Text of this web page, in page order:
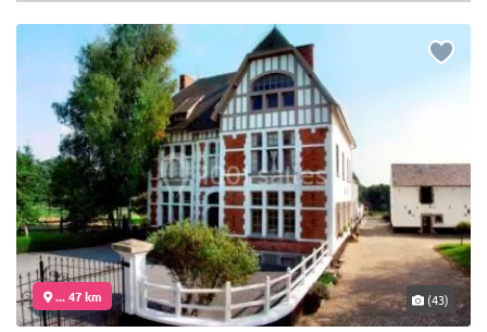
... 47 km (43)